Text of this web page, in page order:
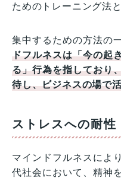
ためのトレーニング法
集中するための方法の
ドフルネスは「今の起
る」行為を指しており
待し、ビジネスの場で
ストレスへの耐性
マインドフルネスによ
代社会において、精神